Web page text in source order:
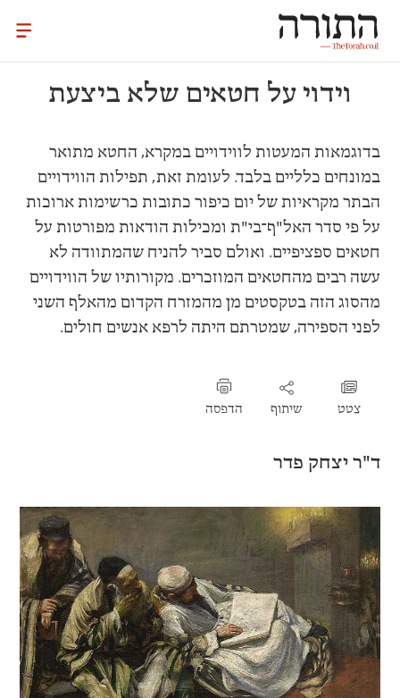
וידוי על חטאים שלא ביצעת
בדוגמאות המעטות לווידויים במקרא, החטא מתואר
במונחים כלליים בלבד. לעומת זאת, תפילות הווידויים
הבתר מקראיות של יום כיפור כתובות כרשימות ארוכות
על פי סדר האל"ף־בי"ת ומכילות הודאות מפורטות על
חטאים ספציפיים. ואולם סביר להניח שהמתוודה לא
עשה רבים מהחטאים המוזכרים. מקורותיו של הווידויים
מהסוג הזה בטקסטים מן מהמזרח הקדום מהאלף השני
לפני הספירה, שמטרתם היתה לרפא אנשים חולים.
הדפסה שיתוף צטט
ד"ר יצחק פדר